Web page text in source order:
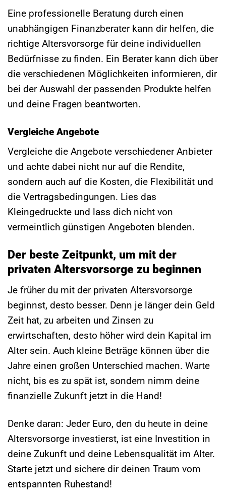
Eine professionelle Beratung durch einen
unabhängigen Finanzberater kann dir helfen, die
richtige Altersvorsorge für deine individuellen
Bedürfnisse zu finden. Ein Berater kann dich über
die verschiedenen Möglichkeiten informieren, dir
bei der Auswahl der passenden Produkte helfen
und deine Fragen beantworten.
Vergleiche Angebote
Vergleiche die Angebote verschiedener Anbieter
und achte dabei nicht nur auf die Rendite,
sondern auch auf die Kosten, die Flexibilität und
die Vertragsbedingungen. Lies das
Kleingedruckte und lass dich nicht von
vermeintlich günstigen Angeboten blenden.
Der beste Zeitpunkt, um mit der
privaten Altersvorsorge zu beginnen
Je früher du mit der privaten Altersvorsorge
beginnst, desto besser. Denn je länger dein Geld
Zeit hat, zu arbeiten und Zinsen zu
erwirtschaften, desto höher wird dein Kapital im
Alter sein. Auch kleine Beträge können über die
Jahre einen großen Unterschied machen. Warte
nicht, bis es zu spät ist, sondern nimm deine
finanzielle Zukunft jetzt in die Hand!
Denke daran: Jeder Euro, den du heute in deine
Altersvorsorge investierst, ist eine Investition in
deine Zukunft und deine Lebensqualität im Alter.
Starte jetzt und sichere dir deinen Traum vom
entspannten Ruhestand!